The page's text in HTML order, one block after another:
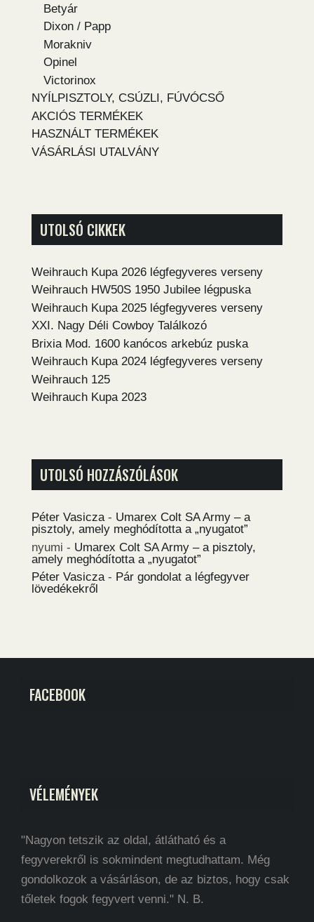
Betyár
Dixon / Papp
Morakniv
Opinel
Victorinox
NYÍLPISZTOLY, CSÚZLI, FÚVÓCSŐ
AKCIÓS TERMÉKEK
HASZNÁLT TERMÉKEK
VÁSÁRLÁSI UTALVÁNY
UTOLSÓ CIKKEK
Weihrauch Kupa 2026 légfegyveres verseny
Weihrauch HW50S 1950 Jubilee légpuska
Weihrauch Kupa 2025 légfegyveres verseny
XXI. Nagy Déli Cowboy Találkozó
Brixia Mod. 1600 kanócos arkebúz puska
Weihrauch Kupa 2024 légfegyveres verseny
Weihrauch 125
Weihrauch Kupa 2023
UTOLSÓ HOZZÁSZÓLÁSOK
Péter Vasicza- Umarex Colt SA Army – a
pisztoly, amely meghódította a „nyugatot”
nyumi - Umarex Colt SA Army – a pisztoly,
amely meghódította a „nyugatot”
Péter Vasicza- Pár gondolat a légfegyver
lövedékekről
FACEBOOK
VÉLEMÉNYEK
"Nagyon tetszik az oldal, átlátható és a
fegyverekről is sokmindent megtudhattam. Még
gondolkozok a vásárláson, de az biztos, hogy csak
tőletek fogok fegyvert venni." N. B.